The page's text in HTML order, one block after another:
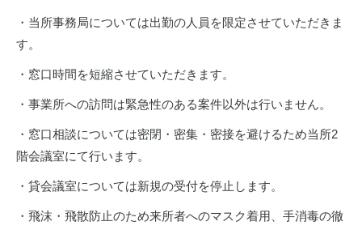
・当所事務局については出勤の人員を限定させていただきま
す。
・窓口時間を短縮させていただきます。
・事業所への訪問は緊急性のある案件以外は行いません。
・窓口相談については密閉・密集・密接を避けるため当所2
階会議室にて行います。
・貸会議室については新規の受付を停止します。
・飛沫・飛散防止のため来所者へのマスク着用、手消毒の徹